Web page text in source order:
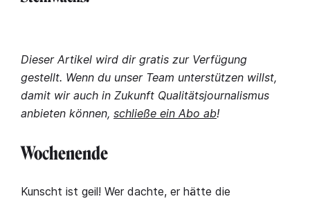
Dieser Artikel wird dir gratis zur Verfügung
gestellt. Wenn du unser Team unterstützen willst,
damit wir auch in Zukunft Qualitätsjournalismus
anbieten können, schließe ein Abo ab!
Wochenende
Kunscht ist geil! Wer dachte, er hätte die